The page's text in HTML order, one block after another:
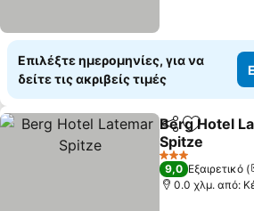
Επιλέξτε ημερομηνίες, για να
δείτε τις ακριβείς τιμές
Κοινοποίηση
Berg Hotel
Spitze
3 Αστέρια
9,0 Εξαιρετικό
0.0 χλμ. από: